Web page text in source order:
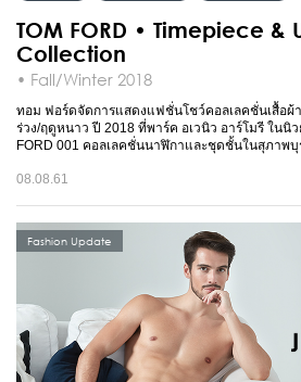
TOM FORD • Timepiece &
Collection
• Fall/Winter 2018
ทอม ฟอร์ดจัดการแสดงแฟชั่นโชว์คอลเลคชั่นเสื้อผ้
ร่วง/ฤดูหนาว ปี 2018 ที่พาร์ค อเวนิว อาร์โมรี ในนิ
FORD 001 คอลเลคชั่นนาฬิกาและชุดชั้นในสุภาพบุ
08.08.61
Fashion Update